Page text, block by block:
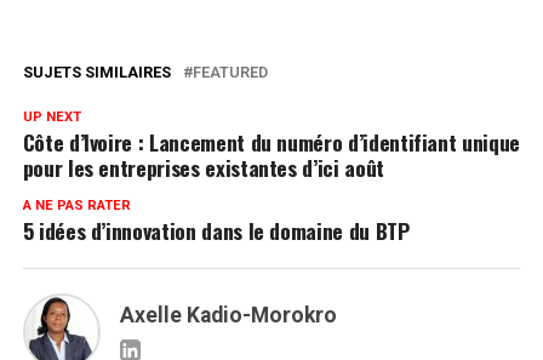
SUJETS SIMILAIRES FEATURED
UP NEXT
Côte d’Ivoire : Lancement du numéro d’identifiant unique
pour les entreprises existantes d’ici août
A NE PAS RATER
5 idées d’innovation dans le domaine du BTP
Axelle Kadio-Morokro